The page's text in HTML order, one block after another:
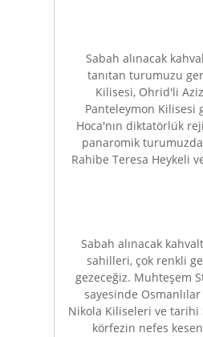
Sabah alınacak
tanıtan turumuzu
Kilisesi, Ohrid'li
Panteleymon Kilisesi
Hoca'nın diktatörlük
panaromik
Rahibe Teresa Heykeli
Sabah alınacak
sahilleri, çok renkli
gezeceğiz. Muhteşem
sayesinde
Nikola Kiliseleri ve tarihi
körfezin nefes